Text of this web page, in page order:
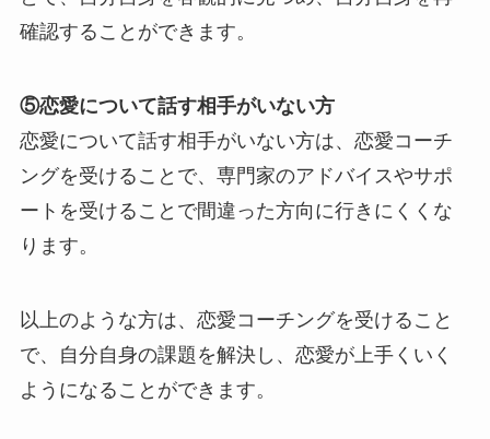
確認することができます。
⑤恋愛について話す相手がいない方
恋愛について話す相手がいない方は、恋愛コーチ
ングを受けることで、専門家のアドバイスやサポ
ートを受けることで間違った方向に行きにくくな
ります。
以上のような方は、恋愛コーチングを受けること
で、自分自身の課題を解決し、恋愛が上手くいく
ようになることができます。